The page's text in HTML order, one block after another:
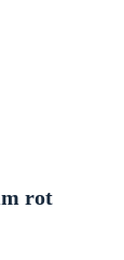
rot